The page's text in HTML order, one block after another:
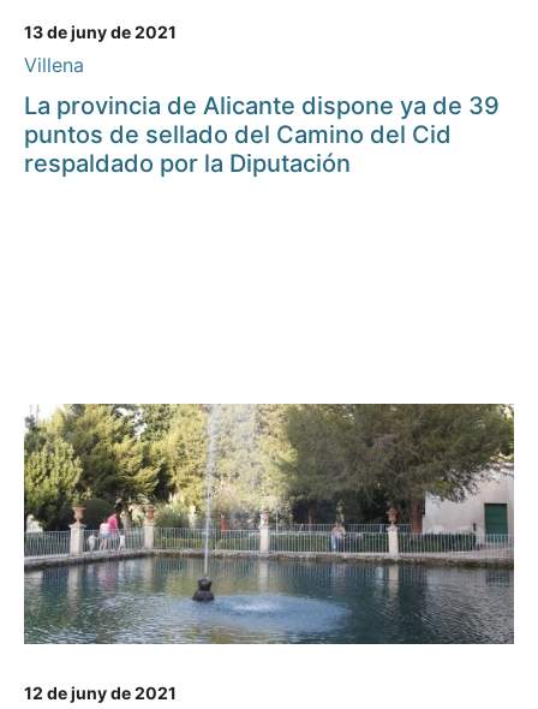
13 de juny de 2021
Villena
La provincia de Alicante dispone ya de 39
puntos de sellado del Camino del Cid
respaldado por la Diputación
12 de juny de 2021